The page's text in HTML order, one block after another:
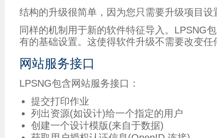
结构的升级很简单，因为您只需要升级项目设
同样的机制用于新的软件特征导入。LPSNG
有的基础设置。这使得软件升级不需要改变任
网站服务接口
LPSNG包含网站服务接口：
提交打印作业
列出资源(如设计)给一个指定的用户
创建一个设计模版(来自于数据)